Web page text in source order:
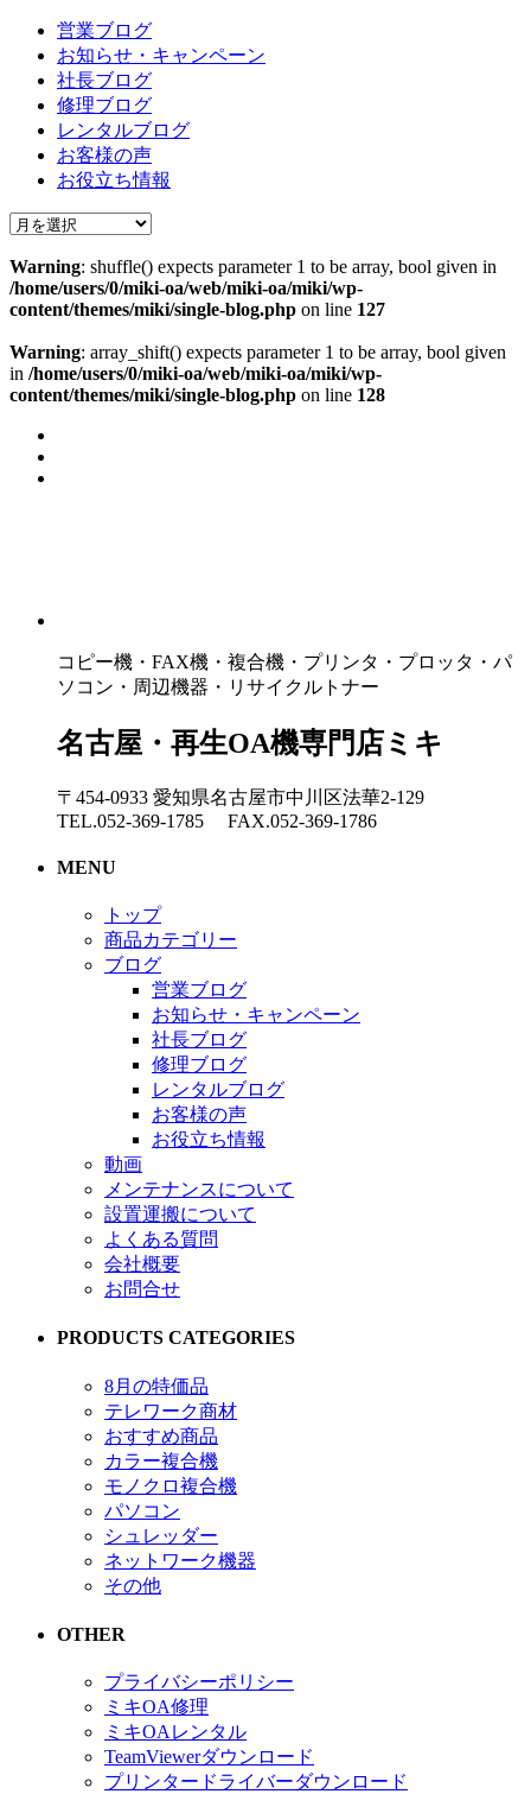
営業ブログ
お知らせ・キャンペーン
社長ブログ
修理ブログ
レンタルブログ
お客様の声
お役立ち情報
Warning: shuffle() expects parameter 1 to be array, bool given in
/home/users/0/miki-oa/web/miki-oa/miki/wp-
content/themes/miki/single-blog.php on line 127
Warning: array_shift() expects parameter 1 to be array, bool given
in /home/users/0/miki-oa/web/miki-oa/miki/wp-
content/themes/miki/single-blog.php on line 128
コピー機・FAX機・複合機・プリンタ・プロッタ・パ
ソコン・周辺機器・リサイクルトナー
名古屋・再生OA機専門店ミキ
〒454-0933 愛知県名古屋市中川区法華2-129
TEL.052-369-1785 FAX.052-369-1786
MENU
トップ
商品カテゴリー
ブログ
営業ブログ
お知らせ・キャンペーン
社長ブログ
修理ブログ
レンタルブログ
お客様の声
お役立ち情報
動画
メンテナンスについて
設置運搬について
よくある質問
会社概要
お問合せ
PRODUCTS CATEGORIES
8月の特価品
テレワーク商材
おすすめ商品
カラー複合機
モノクロ複合機
パソコン
シュレッダー
ネットワーク機器
その他
OTHER
プライバシーポリシー
ミキOA修理
ミキOAレンタル
TeamViewerダウンロード
プリンタードライバーダウンロード